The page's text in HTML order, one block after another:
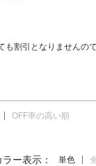
割引となりませんので
OFF率の高い順
ラー表示： 単色